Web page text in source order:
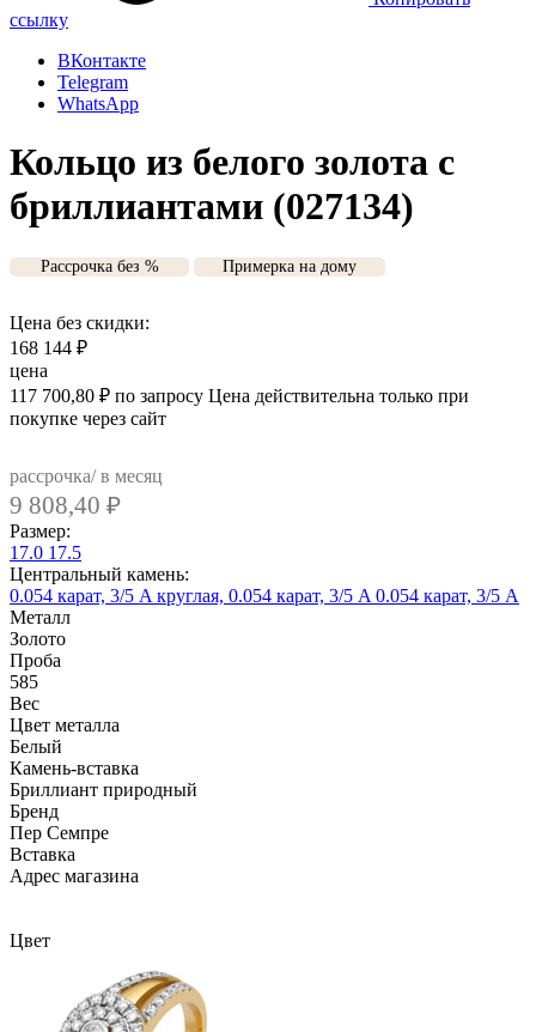
ссылку
ВКонтакте
Telegram
WhatsApp
Кольцо из белого золота с
бриллиантами (027134)
Рассрочка без % Примерка на дому
Цена без скидки:
168 144 ₽
цена
117 700,80 ₽ по запросу Цена действительна только при
покупке через сайт
рассрочка/ в месяц
9 808,40 ₽
Размер:
17.0 17.5
Центральный камень:
0.054 карат, 3/5 A круглая, 0.054 карат, 3/5 A 0.054 карат, 3/5 А
Металл
Золото
Проба
585
Вес
Цвет металла
Белый
Камень-вставка
Бриллиант природный
Бренд
Пер Семпре
Вcтавка
Адрес магазина
Цвет